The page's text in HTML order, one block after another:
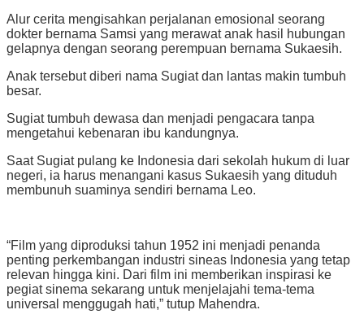
Alur cerita mengisahkan perjalanan emosional seorang
dokter bernama Samsi yang merawat anak hasil hubungan
gelapnya dengan seorang perempuan bernama Sukaesih.
Anak tersebut diberi nama Sugiat dan lantas makin tumbuh
besar.
Sugiat tumbuh dewasa dan menjadi pengacara tanpa
mengetahui kebenaran ibu kandungnya.
Saat Sugiat pulang ke Indonesia dari sekolah hukum di luar
negeri, ia harus menangani kasus Sukaesih yang dituduh
membunuh suaminya sendiri bernama Leo.
“Film yang diproduksi tahun 1952 ini menjadi penanda
penting perkembangan industri sineas Indonesia yang tetap
relevan hingga kini. Dari film ini memberikan inspirasi ke
pegiat sinema sekarang untuk menjelajahi tema-tema
universal menggugah hati,” tutup Mahendra.